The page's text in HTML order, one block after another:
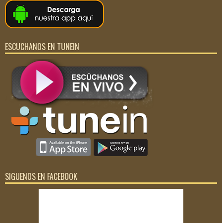
ESCUCHANOS EN TUNEIN
SIGUENOS EN FACEBOOK